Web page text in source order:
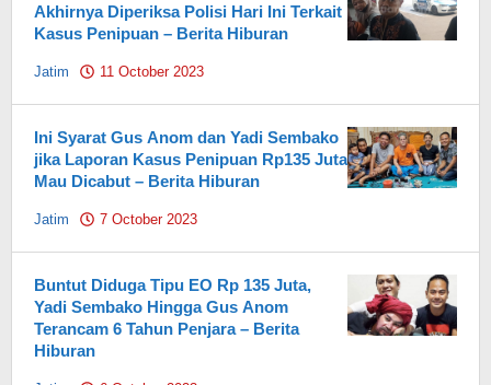
Akhirnya Diperiksa Polisi Hari Ini Terkait
Kasus Penipuan – Berita Hiburan
Jatim 11 October 2023
Ini Syarat Gus Anom dan Yadi Sembako
jika Laporan Kasus Penipuan Rp135 Juta
Mau Dicabut – Berita Hiburan
Jatim 7 October 2023
Buntut Diduga Tipu EO Rp 135 Juta,
Yadi Sembako Hingga Gus Anom
Terancam 6 Tahun Penjara – Berita
Hiburan